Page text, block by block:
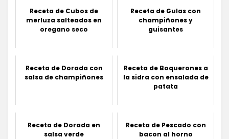
Receta de Cubos de
merluza salteados en
oregano seco
Receta de Gulas con
champiñones y
guisantes
Receta de Dorada con
salsa de champiñones
Receta de Boquerones a
la sidra con ensalada de
patata
Receta de Dorada en
salsa verde
Receta de Pescado con
bacon al horno